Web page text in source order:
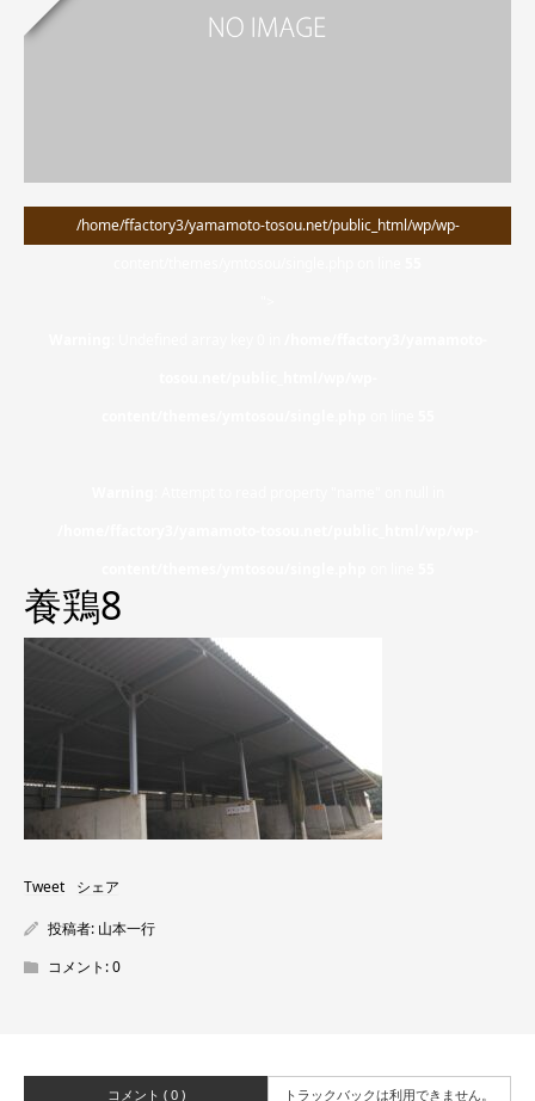
/home/ffactory3/yamamoto-tosou.net/public_html/wp/wp-
養鶏8
Tweet シェア
投稿者: 山本一行
コメント:0
コメント ( 0 ) トラックバックは利用できません。